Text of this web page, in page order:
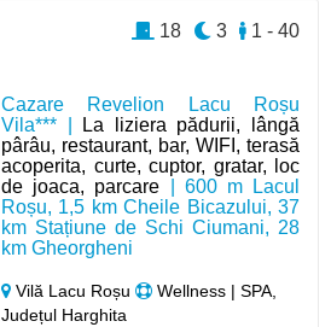
Cazare Revelion Lacu Roșu
Vila*** |
La liziera pădurii, lângă
pârâu, restaurant, bar, WIFI, terasă
acoperita, curte, cuptor, gratar, loc
de joaca, parcare | 600 m Lacul
Roșu, 1,5 km Cheile Bicazului, 37
km Stațiune de Schi Ciumani, 28
km Gheorgheni
Vilă Lacu Roșu
Wellness | SPA,
Județul Harghita
1 - 40
3
18